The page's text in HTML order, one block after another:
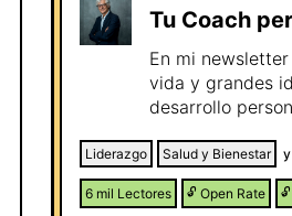
Tu Coach
En mi
vida y grandes
desarrollo
Liderazgo Salud y Bienestar y
6 mil Lectores 🔓 Open Rate 🔓